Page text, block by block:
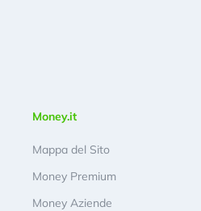
Money.it
Mappa del Sito
Money Premium
Money Aziende